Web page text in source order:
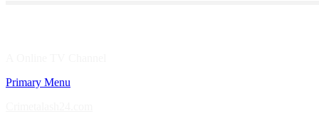
Primary Menu